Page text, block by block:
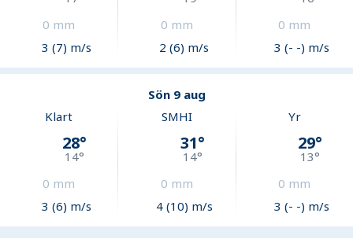
0 mm
3 (7) m/s
0 mm
2 (6) m/s
0 mm
3 (- -) m/s
Sön 9 aug
Klart
28°
14°
0 mm
3 (6) m/s
SMHI
31°
14°
0 mm
4 (10) m/s
Yr
29°
13°
0 mm
3 (- -) m/s